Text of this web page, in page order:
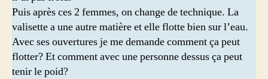
Puis après ces 2 femmes, on change de technique. La
valisette a une autre matière et elle flotte bien sur l’eau.
Avec ses ouvertures je me demande comment ça peut
flotter? Et comment avec une personne dessus ça peut
tenir le poid?